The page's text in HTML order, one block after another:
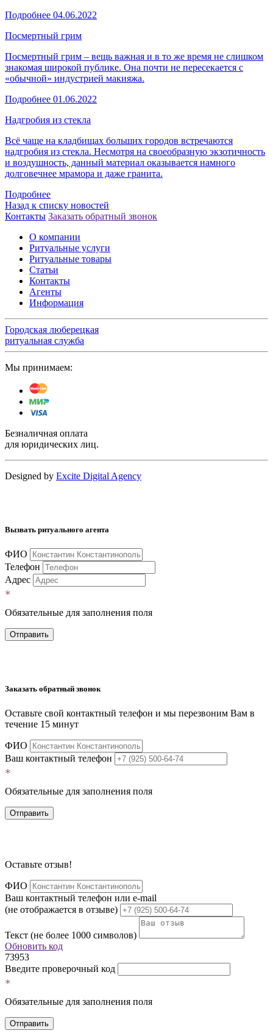
Подробнее 04.06.2022
Посмертный грим
Посмертный грим – вещь важная и в то же время не слишком
знакомая широкой публике. Она почти не пересекается с
«обычной» индустрией макияжа.
Подробнее 01.06.2022
Надгробия из стекла
Всё чаще на кладбищах больших городов встречаются
надгробия из стекла. Несмотря на своеобразную экзотичность
и воздушность, данный материал оказывается намного
долговечнее мрамора и даже гранита.
Подробнее
Назад к списку новостей
Контакты Заказать обратный звонок
О компании
Ритуальные услуги
Ритуальные товары
Статьи
Контакты
Агенты
Информация
Городская люберецкая
ритуальная служба
Мы принимаем:
Безналичная оплата
для юридических лиц.
Designed by Excite Digital Agency
Вызвать ритуального агента
ФИО
Телефон
Адрес
Обязательные для заполнения поля
Отправить
Заказать обратный звонок
Оставьте свой контактный телефон и мы перезвоним Вам в
течение 15 минут
ФИО
Ваш контактный телефон
Обязательные для заполнения поля
Отправить
Оставьте отзыв!
ФИО
Ваш контактный телефон или e-mail
(не отображается в отзыве)
Текст (не более 1000 символов)
Обновить код
73953
Введите проверочный код
Обязательные для заполнения поля
Отправить